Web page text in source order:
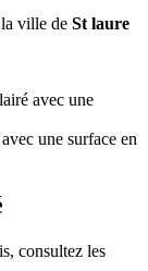
la ville de St laure
avec une
une surface en
, consultez les